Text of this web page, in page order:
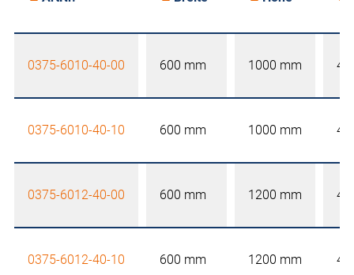
0375-6010-40-00 600 mm 1000 mm
0375-6010-40-10 600 mm 1000 mm
0375-6012-40-00 600 mm 1200 mm
0375-6012-40-10 600 mm 1200 mm